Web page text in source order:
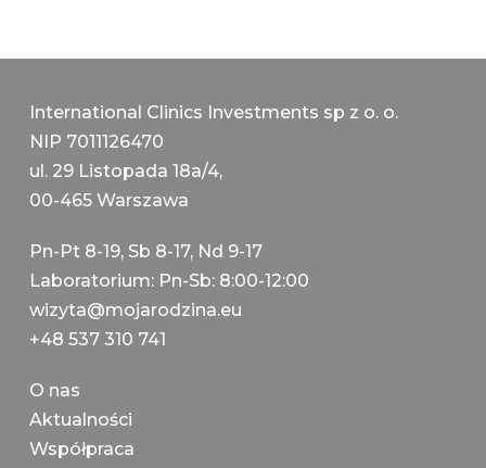
International Clinics Investments sp z o. o.
NIP 7011126470
ul. 29 Listopada 18a/4,
00-465 Warszawa
Pn-Pt 8-19, Sb 8-17, Nd 9-17
Laboratorium: Pn-Sb: 8:00-12:00
wizyta@mojarodzina.eu
+48 537 310 741
О nas
Aktualności
Współpraca